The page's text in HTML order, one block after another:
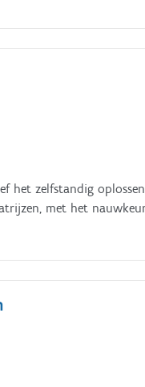
het zelfstandig
met het